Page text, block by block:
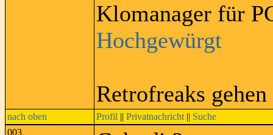
Klomanager für
Hochgewürgt
Retrofreaks
nach oben Profil || Privatnachricht || Suche
003